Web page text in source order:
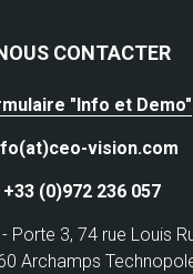
CONTACTER
"Info et Demo"
vision.com
+33 (0)972 236 057
Porte 3, 74 rue Louis
Archamps